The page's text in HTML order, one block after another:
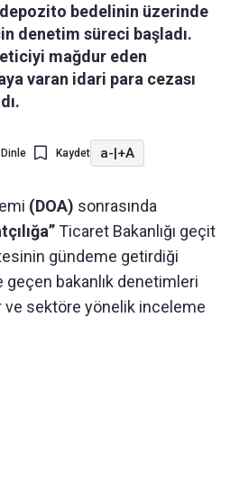
depozito bedelinin üzerinde
denetim süreci başladı.
mağdur eden
varan idari para cezası
Dinle Kaydet a-|+A
(DOA) sonrasında
Ticaret Bakanlığı geçit
gündeme getirdiği
geçen bakanlık denetimleri
ve sektöre yönelik inceleme